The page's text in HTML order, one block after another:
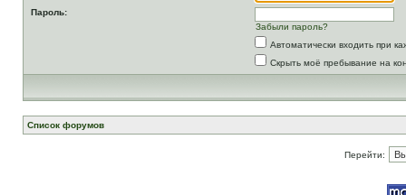
Пароль:
Забыли пароль?
Автоматически входить при
Скрыть моё пребывание на
Список форумов
Перейти: